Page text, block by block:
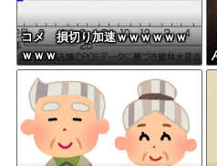
コメ 損切り加速ｗｗｗｗｗｗ
ｗｗｗ